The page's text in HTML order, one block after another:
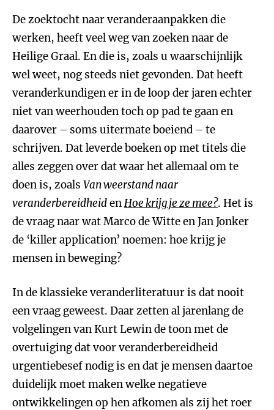
De zoektocht naar veranderaanpakken die
werken, heeft veel weg van zoeken naar de
Heilige Graal. En die is, zoals u waarschijnlijk
wel weet, nog steeds niet gevonden. Dat heeft
veranderkundigen er in de loop der jaren echter
niet van weerhouden toch op pad te gaan en
daarover – soms uitermate boeiend – te
schrijven. Dat leverde boeken op met titels die
alles zeggen over dat waar het allemaal om te
doen is, zoals Van weerstand naar
veranderbereidheidenHoe krijg je ze mee?. Het is
de vraag naar wat Marco de Witte en Jan Jonker
de ‘killer application’ noemen: hoe krijg je
mensen in beweging?
In de klassieke veranderliteratuur is dat nooit
een vraag geweest. Daar zetten al jarenlang de
volgelingen van Kurt Lewin de toon met de
overtuiging dat voor veranderbereidheid
urgentiebesef nodig is en dat je mensen daartoe
duidelijk moet maken welke negatieve
ontwikkelingen op hen afkomen als zij het roer